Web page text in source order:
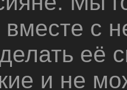
с
её
и не